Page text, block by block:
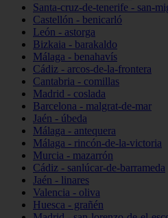
Santa-cruz-de-tenerife - san-
Castellón - benicarló
León - astorga
Bizkaia - barakaldo
Málaga - benahavís
Cádiz - arcos-de-la-frontera
Cantabria - comillas
Madrid - coslada
Barcelona - malgrat-de-mar
Jaén - úbeda
Málaga - antequera
Málaga - rincón-de-la-victoria
Murcia - mazarrón
Cádiz - sanlúcar-de-barrameda
Jaén - linares
Valencia - oliva
Huesca - grañén